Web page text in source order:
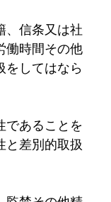
、信条又は社
働時間その他
をしてはなら
であることを
と差別的取扱